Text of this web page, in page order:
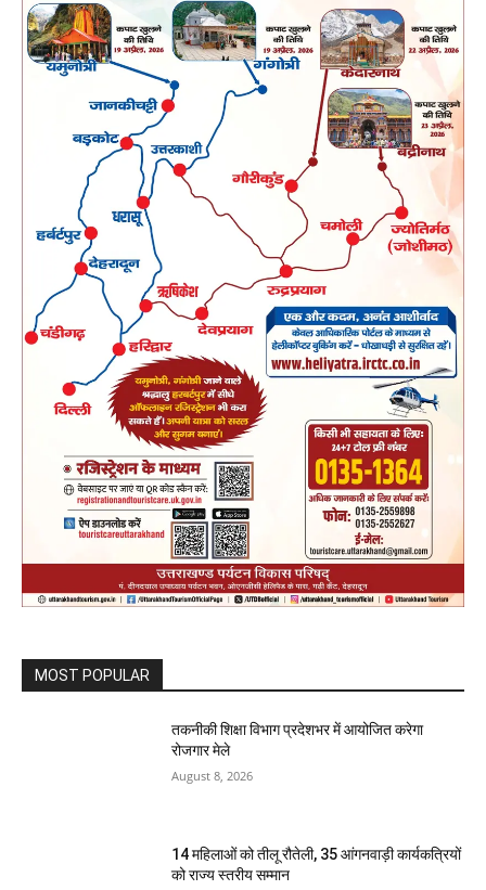
MOST POPULAR
तकनीकी शिक्षा विभाग प्रदेशभर में आयोजित करेगा
रोजगार मेले
August 8, 2026
14 महिलाओं को तीलू रौतेली, 35 आंगनवाड़ी कार्यकत्रियों
को राज्य स्तरीय सम्मान